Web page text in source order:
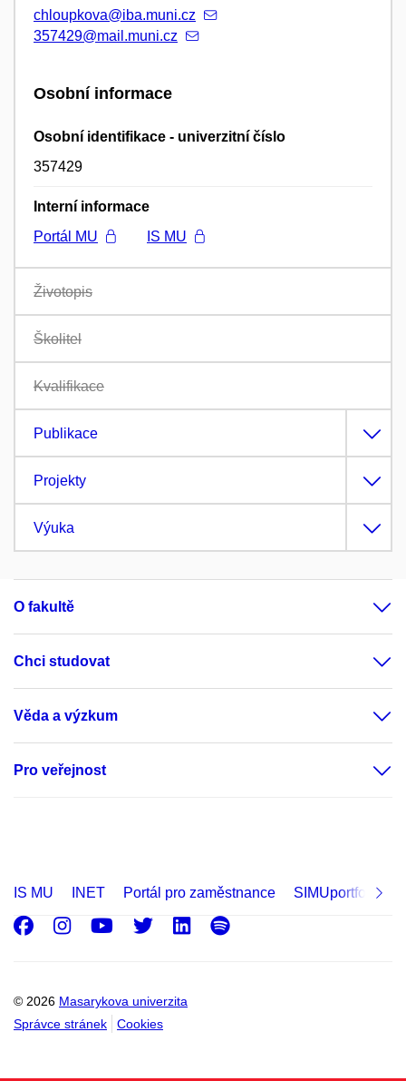
chloupkova@iba.muni.cz
357429@mail.muni.cz
Osobní informace
Osobní identifikace - univerzitní číslo
357429
Interní informace
Portál MU
IS MU
Životopis
Školitel
Kvalifikace
Publikace
Projekty
Výuka
O fakultě
Chci studovat
Věda a výzkum
Pro veřejnost
IS MU INET Portál pro zaměstnance SIMUportfolio
© 2026 Masarykova univerzita
Správce stránek
Cookies
Facebook
Instagram
Youtube
Twitter
LinkedIn
Spotify